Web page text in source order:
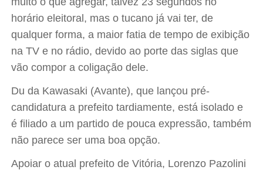
horário eleitoral, mas o tucano já vai ter, de
qualquer forma, a maior fatia de tempo de exibição
na TV e no rádio, devido ao porte das siglas que
vão compor a coligação dele.
Du da Kawasaki (Avante), que lançou pré-
candidatura a prefeito tardiamente, está isolado e
é filiado a um partido de pouca expressão, também
não parece ser uma boa opção.
Apoiar o atual prefeito de Vitória, Lorenzo Pazolini